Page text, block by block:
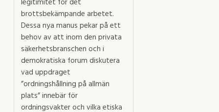
legitimitet för det
brottsbekämpande arbetet.
Dessa nya manus pekar på ett
behov av att inom den privata
säkerhetsbranschen och i
demokratiska forum diskutera
vad uppdraget
”ordningshållning på allmän
plats” innebär för
ordningsvakter och vilka etiska